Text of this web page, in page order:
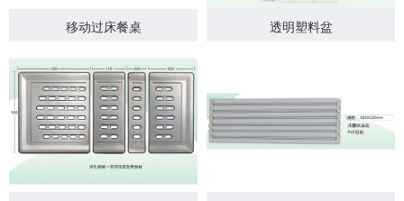
移动过床餐桌 透明塑料盆